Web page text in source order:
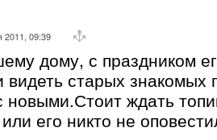
2011, 09:39
дому, с праздником
видеть старых
новыми.Стоит ждать
его никто не